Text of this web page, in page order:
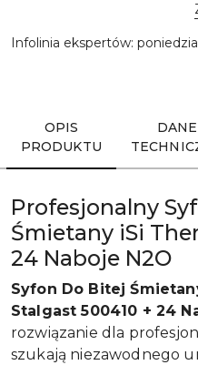
Infolinia ekspertów:
OPIS
PRODUKTU
DANE
Profesjonalny
Śmietany iSi
24 Naboje N2O
Syfon Do Bitej
Stalgast 500410 + 24
rozwiązanie dla
szukają niezawodnego